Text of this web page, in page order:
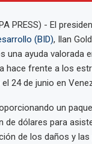
PRESS) - El
(BID), Ilan
una ayuda valorada
hace frente a los
24 de junio en
un
de dólares para
de los daños y las